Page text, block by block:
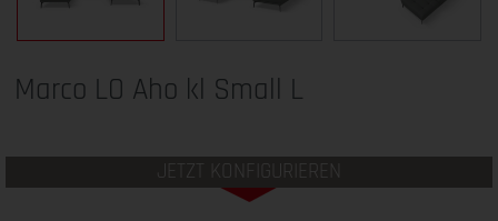
Marco LO Aho kl Small L
JETZT KONFIGURIEREN